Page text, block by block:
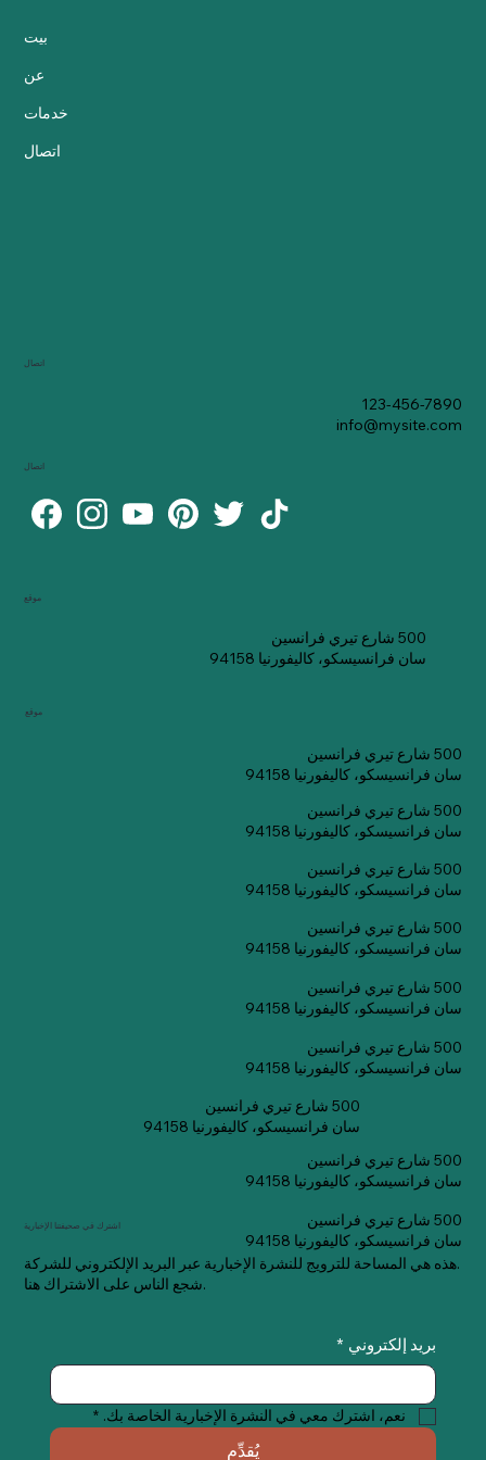
بيت
عن
خدمات
اتصال
موقع
500 شارع تيري فرانسين
سان فرانسيسكو، كاليفورنيا 94158
موقع
500 شارع تيري فرانسين
سان فرانسيسكو، كاليفورنيا 94158
500 شارع تيري فرانسين
سان فرانسيسكو، كاليفورنيا 94158
500 شارع تيري فرانسين
سان فرانسيسكو، كاليفورنيا 94158
500 شارع تيري فرانسين
سان فرانسيسكو، كاليفورنيا 94158
500 شارع تيري فرانسين
سان فرانسيسكو، كاليفورنيا 94158
500 شارع تيري فرانسين
سان فرانسيسكو، كاليفورنيا 94158
500 شارع تيري فرانسين
سان فرانسيسكو، كاليفورنيا 94158
500 شارع تيري فرانسين
سان فرانسيسكو، كاليفورنيا 94158
500 شارع تيري فرانسين
سان فرانسيسكو، كاليفورنيا 94158
اتصال
123-456-7890
info@mysite.com
اتصال
اشترك في صحيفتنا الإخبارية
هذه هي المساحة للترويج للنشرة الإخبارية عبر البريد الإلكتروني للشركة.
شجع الناس على الاشتراك هنا.
بريد إلكتروني *
نعم، اشترك معي في النشرة الإخبارية الخاصة بك. *
يُقدِّم